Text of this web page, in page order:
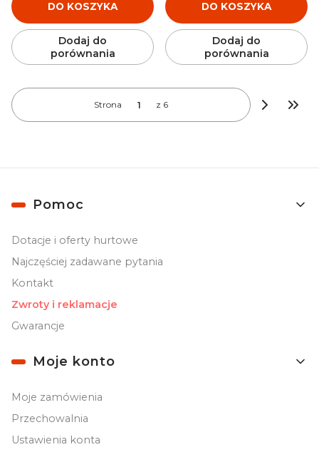
DO KOSZYKA
Dodaj do
porównania
DO KOSZYKA
Dodaj do
porównania
Strona z 6
Linki w stopce
Pomoc
Dotacje i oferty hurtowe
Najczęściej zadawane pytania
Kontakt
Zwroty i reklamacje
Gwarancje
Moje konto
Moje zamówienia
Przechowalnia
Ustawienia konta